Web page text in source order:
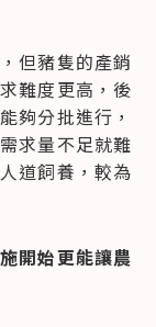
但豬隻的產銷
難度更高，後
夠分批進行，
求量不足就難
道飼養，較為
開始更能讓農